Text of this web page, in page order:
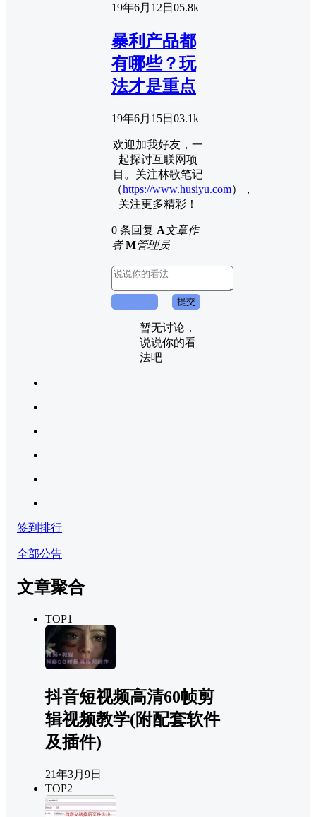
19年6月12日 05.8k
暴利产品都
有哪些？玩
法才是重点
19年6月15日 03.1k
欢迎加我好友，一
起探讨互联网项
目。关注林歌笔记
（https://www.husiyu.com），
关注更多精彩！
0 条回复 A文章作
者 M管理员
提交
暂无讨论，
说说你的看
法吧
签到排行
全部公告
文章聚合
TOP1
抖音短视频高清60帧剪
辑视频教学(附配套软件
及插件)
21年3月9日
TOP2